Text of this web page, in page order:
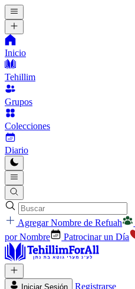
Inicio
Tehillim
Grupos
Colecciones
Diario
Agregar Nombre de Refuah
por Nombre
Patrocinar un Día
Iniciar Sesión
Registrarse